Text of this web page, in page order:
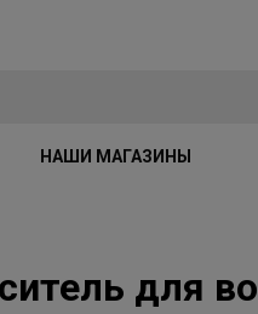
НАШИ МАГАЗИНЫ
для